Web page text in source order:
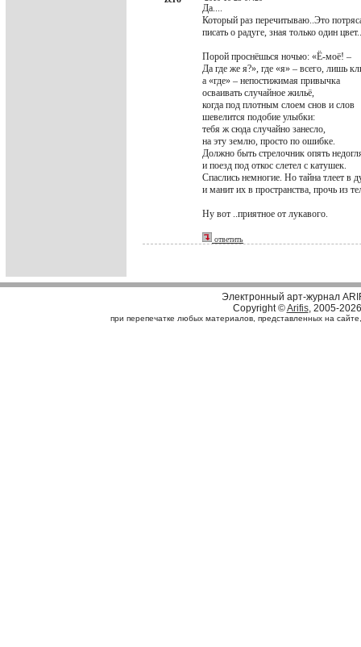
Да....
Который раз перечитываю..Это
писать о радуге, зная только один цвет..
Порой проснёшься ночью: «Ё-моё! –
Да где же я?», где «я» – всего, лишь
а «где» – непостижимая привычка
осваивать случайное жильё,
когда под плотным слоем снов и слов
шевелится подобие улыбки:
тебя ж сюда случайно занесло,
на эту землю, просто по ошибке.
Должно быть стрелочник опять
и поезд под откос слетел с катушек.
Спаслись немногие. Но тайна тлеет в
и манит их в пространства, прочь из
Ну вот ..приятное от лукавого.
ответить
Электронный арт-журнал
Copyright ©Arifis, 2005-2026
при перепечатке любых материалов, представленных на